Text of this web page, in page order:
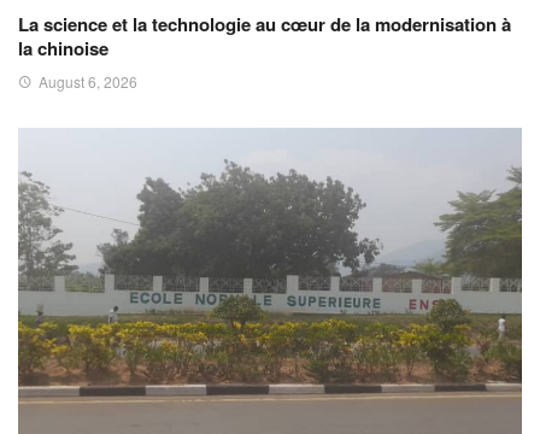
La science et la technologie au cœur de la modernisation à
la chinoise
August 6, 2026